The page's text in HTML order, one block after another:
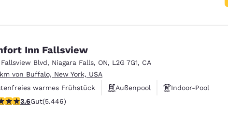
Inn Fallsview
Blvd, Niagara Falls, ON, L2G 7G1, CA
km von Buffalo, New York, USA
warmes Frühstück
Außenpool
Indoor-Pool
Bewertung. Gut. 5446 Bewertungen
3.6Gut(5.446)